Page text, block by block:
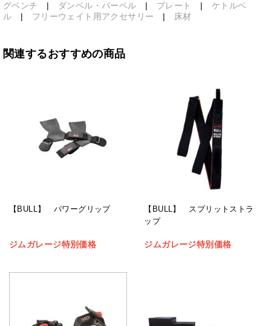
グベンチ
| ダンベル・バーベル | プレート | ケトルベ
ル | フリーウェイト用アクセサリー | 床材
関連するおすすめの商品
【BULL】 パワーグリップ
ジムガレージ特別価格
【BULL】 スプリットストラ
ップ
ジムガレージ特別価格